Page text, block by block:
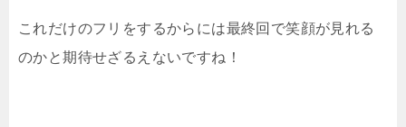
これだけのフリをするからには最終回で笑顔が見れる
のかと期待せざるえないですね！